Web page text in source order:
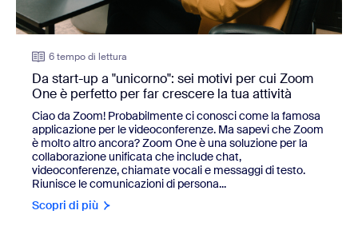
6 tempo di lettura
Da start-up a "unicorno": sei motivi per cui Zoom
One è perfetto per far crescere la tua attività
Ciao da Zoom! Probabilmente ci conosci come la famosa
applicazione per le videoconferenze. Ma sapevi che Zoom
è molto altro ancora? Zoom One è una soluzione per la
collaborazione unificata che include chat,
videoconferenze, chiamate vocali e messaggi di testo.
Riunisce le comunicazioni di persona...
Scopri di più